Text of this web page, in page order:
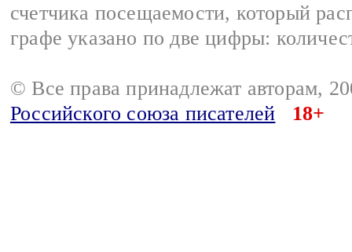
счетчика посещаемости, который
графе указано по две цифры:
© Все права принадлежат авторам,
Российского союза писателей
18+